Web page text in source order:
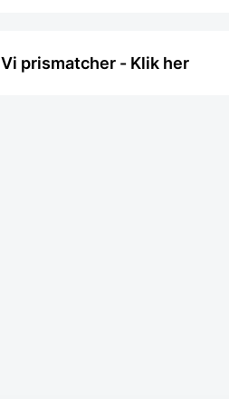
Vi prismatcher - Klik her